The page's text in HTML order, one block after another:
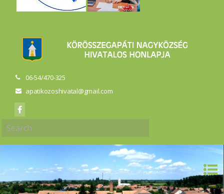
06-54/470-325
apatikozoshivatal@gmail.com